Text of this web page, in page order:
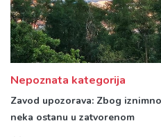
Nepoznata kategorija
Zavod upozorava: Zbog
neka ostanu u zatvorenom